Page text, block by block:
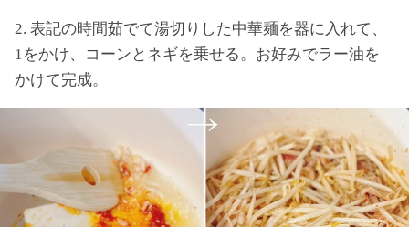
2. 表記の時間茹でて湯切りした中華麺を器に入れて、
1をかけ、コーンとネギを乗せる。お好みでラー油を
かけて完成。